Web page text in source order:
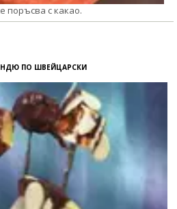
поръсва с какао.
ПО ШВЕЙЦАРСКИ